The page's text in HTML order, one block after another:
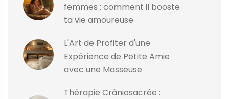
femmes : comment il booste
ta vie amoureuse
L'Art de Profiter d'une
Expérience de Petite Amie
avec une Masseuse
Thérapie Crâniosacrée :